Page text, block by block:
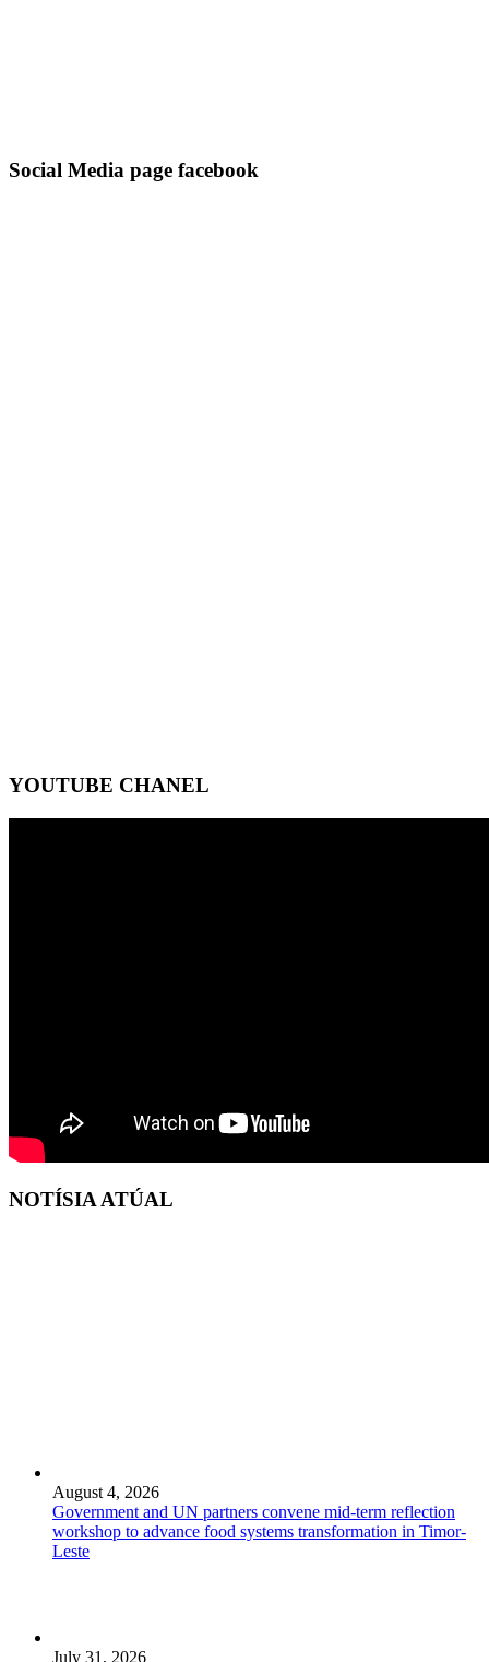
Social Media page facebook
YOUTUBE CHANEL
NOTÍSIA ATÚAL
August 4, 2026
Government and UN partners convene mid-term reflection
workshop to advance food systems transformation in Timor-
Leste
July 31, 2026